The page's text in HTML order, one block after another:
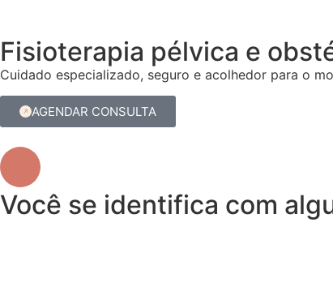
Fisioterapia pélvica e
Cuidado especializado, seguro e acolhedor para o
AGENDAR CONSULTA
Você se identifica com